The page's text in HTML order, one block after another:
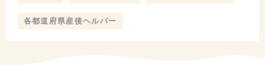
各都道府県産後ヘルパー